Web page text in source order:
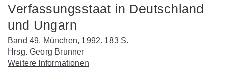
Verfassungsstaat in Deutschland
und Ungarn
Band 49, München, 1992. 183 S.
Hrsg. Georg Brunner
Weitere Informationen